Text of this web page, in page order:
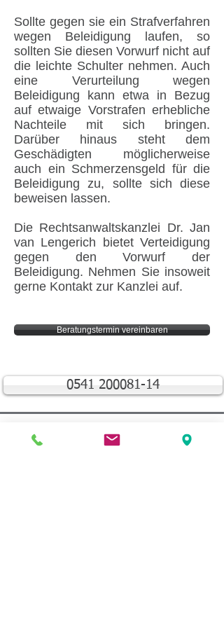
Sollte gegen sie ein Strafverfahren
wegen Beleidigung laufen, so
sollten Sie diesen Vorwurf nicht auf
die leichte Schulter nehmen. Auch
eine Verurteilung wegen
Beleidigung kann etwa in Bezug
auf etwaige Vorstrafen erhebliche
Nachteile mit sich bringen.
Darüber hinaus steht dem
Geschädigten möglicherweise
auch ein Schmerzensgeld für die
Beleidigung zu, sollte sich diese
beweisen lassen.
Die Rechtsanwaltskanzlei Dr. Jan
van Lengerich bietet Verteidigung
gegen den Vorwurf der
Beleidigung. Nehmen Sie insoweit
gerne Kontakt zur Kanzlei auf.
Beratungstermin vereinbaren
0541 200081-14
Wirtschaftsstrafrecht